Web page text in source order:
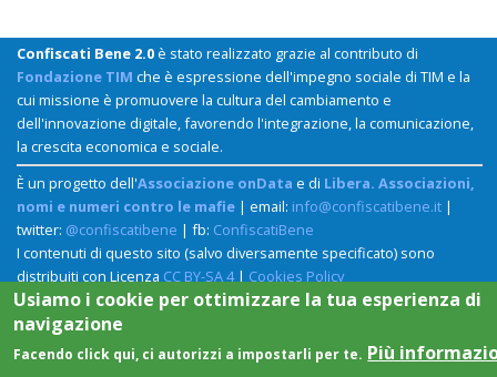
Confiscati Bene 2.0è stato realizzato grazie al contributo di
Fondazione TIM che è espressione dell'impegno sociale di TIM e la
cui missione è promuovere la cultura del cambiamento e
dell'innovazione digitale, favorendo l'integrazione, la comunicazione,
la crescita economica e sociale.
È un progetto dell'Associazione onData e di Libera. Associazioni,
nomi e numeri contro le mafie | email: info@confiscatibene.it |
twitter: @confiscatibene | fb: ConfiscatiBene
I contenuti di questo sito (salvo diversamente specificato) sono
distribuiti con Licenza CC BY-SA 4| Cookies Policy
Usiamo i cookie per ottimizzare la tua esperienza di
navigazione
Facendo click qui, ci autorizzi a impostarli per te. Più